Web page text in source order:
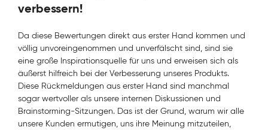
verbessern!
Da diese Bewertungen direkt aus erster Hand kommen und
völlig unvoreingenommen und unverfälscht sind, sind sie
eine große Inspirationsquelle für uns und erweisen sich als
äußerst hilfreich bei der Verbesserung unseres Produkts.
Diese Rückmeldungen aus erster Hand sind manchmal
sogar wertvoller als unsere internen Diskussionen und
Brainstorming-Sitzungen. Das ist der Grund, warum wir alle
unsere Kunden ermutigen, uns ihre Meinung mitzuteilen,